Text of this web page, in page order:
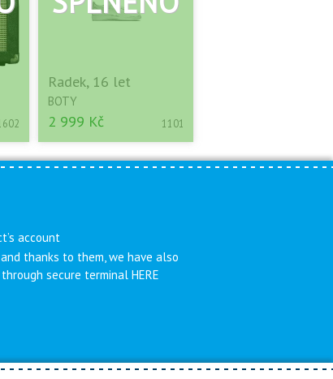
Radek, 16 let
BOTY
2 999 Kč 1101
account
thanks to them, we have also
secure terminal HERE